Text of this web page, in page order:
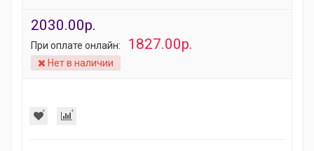
2030.00р.
При оплате онлайн: 1827.00р.
Нет в наличии